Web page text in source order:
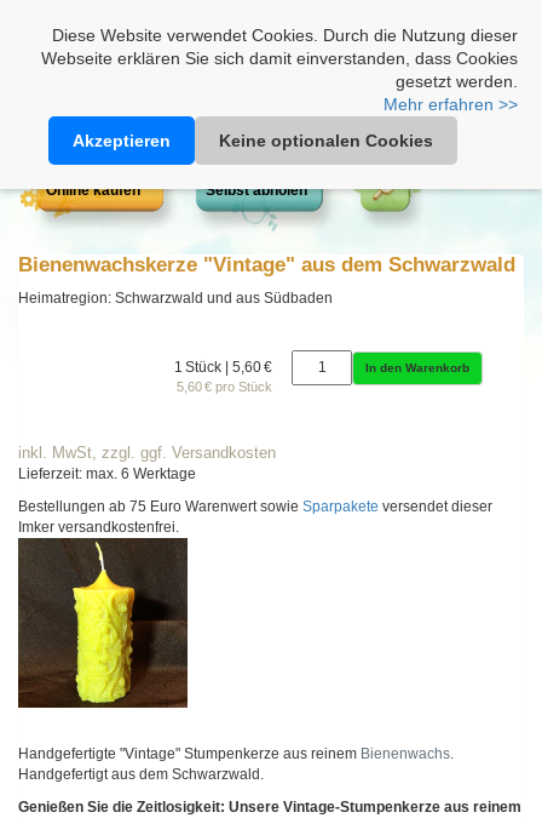
Diese Website verwendet Cookies. Durch die Nutzung dieser
Webseite erklären Sie sich damit einverstanden, dass Cookies
gesetzt werden.
Mehr erfahren >>
Akzeptieren
Keine optionalen Cookies
Online kaufen Selbst abholen
Bienenwachskerze "Vintage" aus dem Schwarzwald
Heimatregion: Schwarzwald und aus Südbaden
1 Stück | 5,60 €
5,60 € pro Stück
In den Warenkorb
inkl. MwSt, zzgl. ggf. Versandkosten
Lieferzeit: max. 6 Werktage
Bestellungen ab 75 Euro Warenwert sowie Sparpakete versendet dieser
Imker versandkostenfrei.
Handgefertigte "Vintage" Stumpenkerze aus reinem Bienenwachs.
Handgefertigt aus dem Schwarzwald.
Genießen Sie die Zeitlosigkeit: Unsere Vintage-Stumpenkerze aus reinem